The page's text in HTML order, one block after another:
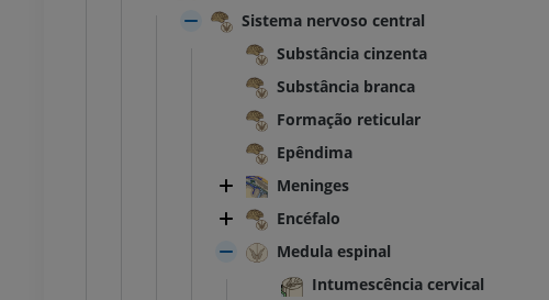
Sistema nervoso central
Substância cinzenta
Substância branca
Formação reticular
Epêndima
Meninges
Encéfalo
Medula espinal
Intumescência cervical